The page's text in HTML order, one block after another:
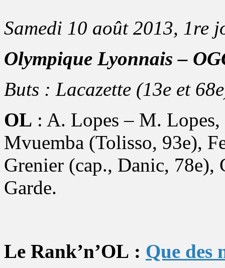
Samedi 10 août 2013, 1re
Olympique Lyonnais –
Buts : Lacazette (13e et
OL : A. Lopes – M.
Mvuemba (Tolisso, 93e),
Grenier (cap., Danic,
Garde.
Le Rank’n’OL : Que des